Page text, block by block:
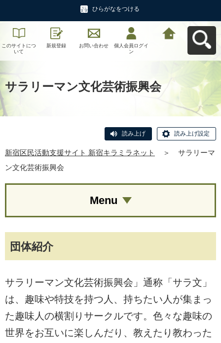
ひらがなをつける
このサイトにつ
いて
新規登録 お問い合わせ
個人会員ログイ
ン
サラリーマン文化芸術振興会
読み上げ 読み上げ設定
新宿区民活動支援サイト 新宿キラミラネット ＞
サラリーマ
ン文化芸術振興会
団体紹介
サラリーマン文化芸術振興会」通称「サラ文」
は、趣味や特技を持つ人、持ちたい人が集まっ
た趣味人の横割りサークルです。色々な趣味の
世界をお互いに楽しんだり、教えたり教わった
Menu